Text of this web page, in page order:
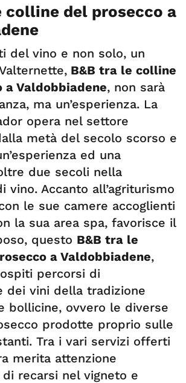
colline del prosecco a
del vino e non solo, un
B&B tra le colline
a Valdobbiadene, non sarà
ma un’esperienza. La
opera nel settore
metà del secolo scorso e
ed una
due secoli nella
vino. Accanto all’agriturismo
le sue camere accoglienti
la sua area spa, favorisce il
questo B&B tra le
a Valdobbiadene,
percorsi di
dei vini della tradizione
bollicine, ovvero le diverse
prodotte proprio sulle
Tra i vari servizi offerti
merita attenzione
di recarsi nel vigneto e